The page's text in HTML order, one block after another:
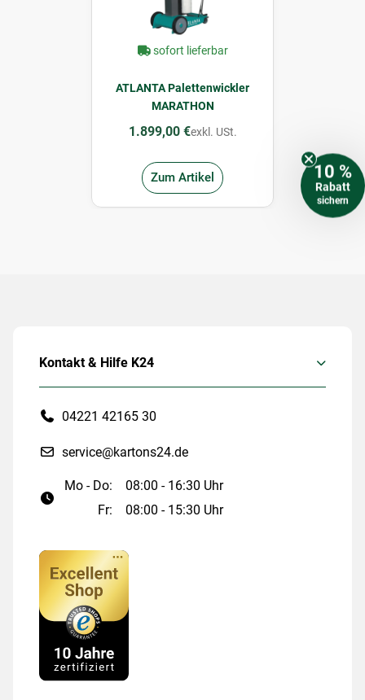
sofort lieferbar
ATLANTA Palettenwickler
MARATHON
1.899,00 €exkl. USt.
Zum Artikel
Kontakt & Hilfe K24
04221 42165 30
service@kartons24.de
Mo - Do:
08:00 - 16:30 Uhr
Fr:
08:00 - 15:30 Uhr
10 %
Rabatt
sichern